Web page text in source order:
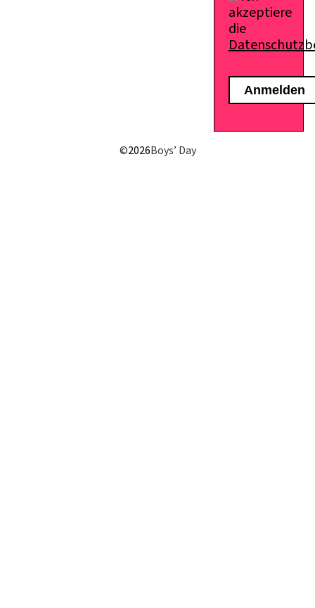
akzeptiere
die
©2026Boys’ Day